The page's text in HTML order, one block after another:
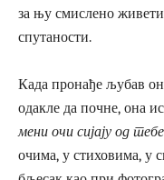
за њу смислено
спутаности.
Када пронађе љубав
одакле да почне, она
мени очи сијају од
очима, у стиховима, у